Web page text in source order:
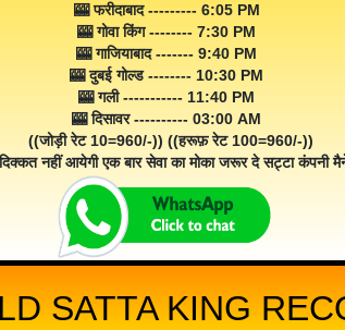
🎰 फरीदाबाद --------- 6:05 PM
🎰 गोवा किंग -------- 7:30 PM
🎰 गाजियाबाद ------- 9:40 PM
🎰 दुबई गोल्ड -------- 10:30 PM
🎰 गली ----------- 11:40 PM
🎰 दिसावर ---------- 03:00 AM
((जोड़ी रेट 10=960/-)) ((हरूफ़ रेट 100=960/-))
नहीं आयेगी एक बार सेवा का मोका जरूर दे सट्टा कंपनी
SATTA KING